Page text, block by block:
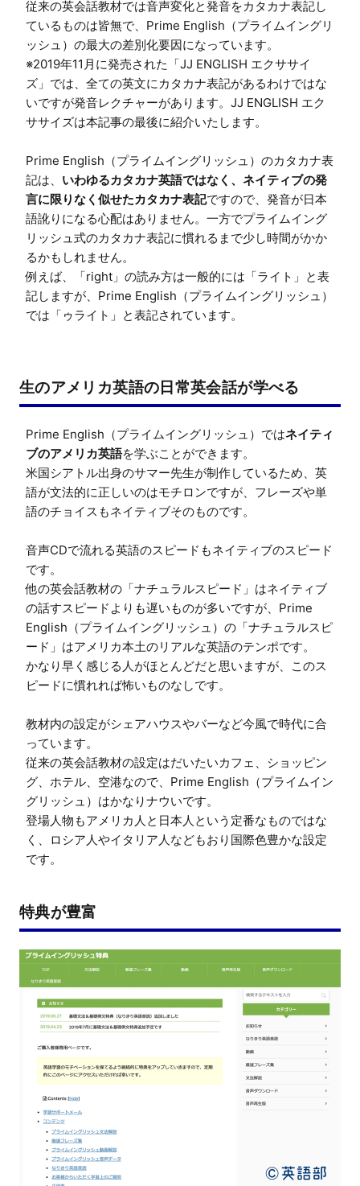
従来の英会話教材では音声変化と発音をカタカナ表記し
ているものは皆無で、Prime English（プライムイングリ
ッシュ）の最大の差別化要因になっています。
※2019年11月に発売された「JJ ENGLISH エクササイ
ズ」では、全ての英文にカタカナ表記があるわけではな
いですが発音レクチャーがあります。JJ ENGLISH エク
ササイズは本記事の最後に紹介いたします。
Prime English（プライムイングリッシュ）のカタカナ表
記は、 いわゆるカタカナ英語ではなく、ネイティブの発
言に限りなく似せたカタカナ表記ですので、発音が日本
語訛りになる心配はありません。一方でプライムイング
リッシュ式のカタカナ表記に慣れるまで少し時間がかか
るかもしれません。
例えば、「right」の読み方は一般的には「ライト」と表
記しますが、Prime English（プライムイングリッシュ）
では「ゥライト」と表記されています。
生のアメリカ英語の日常英会話が学べる
Prime English（プライムイングリッシュ）ではネイティ
ブのアメリカ英語を学ぶことができます。
米国シアトル出身のサマー先生が制作しているため、英
語が文法的に正しいのはモチロンですが、フレーズや単
語のチョイスもネイティブそのものです。
音声CDで流れる英語のスピードもネイティブのスピード
です。
他の英会話教材の「ナチュラルスピード」はネイティブ
の話すスピードよりも遅いものが多いですが、Prime
English（プライムイングリッシュ）の「ナチュラルスピ
ード」はアメリカ本土のリアルな英語のテンポです。
かなり早く感じる人がほとんどだと思いますが、このス
ピードに慣れれば怖いものなしです。
教材内の設定がシェアハウスやバーなど今風で時代に合
っています。
従来の英会話教材の設定はだいたいカフェ、ショッピン
グ、ホテル、空港なので、Prime English（プライムイン
グリッシュ）はかなりナウいです。
登場人物もアメリカ人と日本人という定番なものではな
く、ロシア人やイタリア人などもおり国際色豊かな設定
です。
特典が豊富